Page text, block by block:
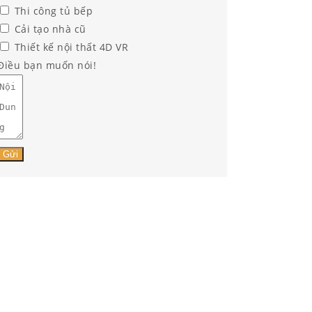
Thi công tủ bếp
Cải tạo nhà cũ
Thiết kế nội thất 4D VR
bạn muốn nói!
Gửi